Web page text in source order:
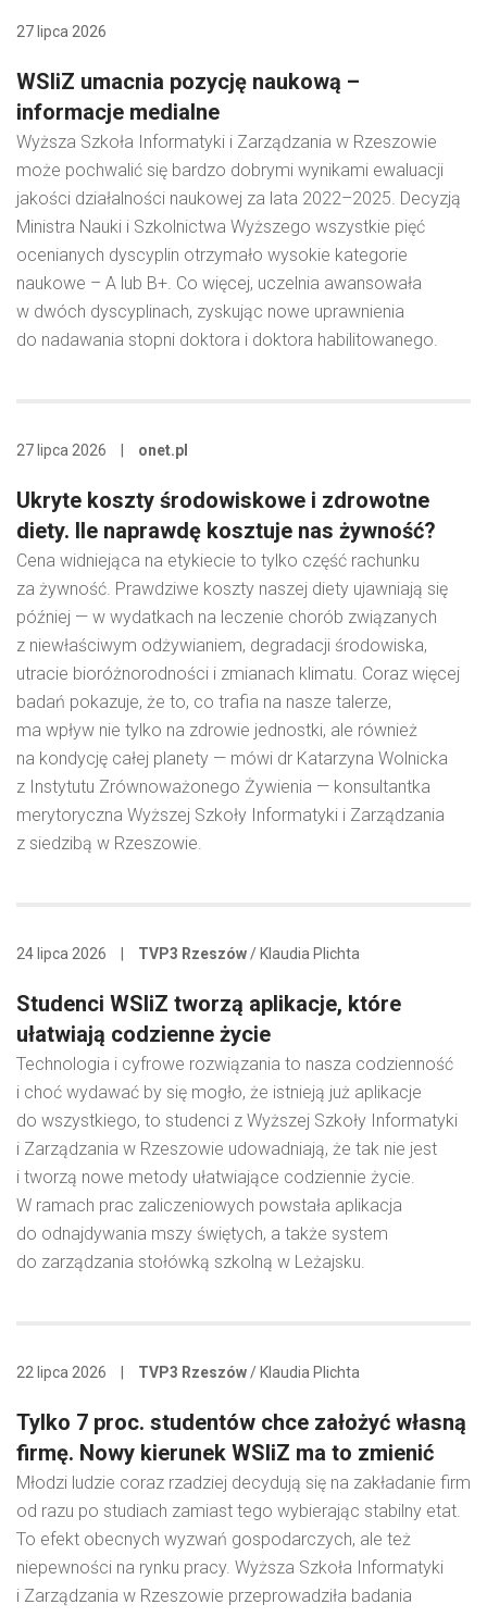
27 lipca 2026
WSIiZ umacnia pozycję naukową –
informacje medialne
Wyższa Szkoła Informatyki i Zarządzania w Rzeszowie
może pochwalić się bardzo dobrymi wynikami ewaluacji
jakości działalności naukowej za lata 2022–2025. Decyzją
Ministra Nauki i Szkolnictwa Wyższego wszystkie pięć
ocenianych dyscyplin otrzymało wysokie kategorie
naukowe – A lub B+. Co więcej, uczelnia awansowała
w dwóch dyscyplinach, zyskując nowe uprawnienia
do nadawania stopni doktora i doktora habilitowanego.
27 lipca 2026 onet.pl
Ukryte koszty środowiskowe i zdrowotne
diety. Ile naprawdę kosztuje nas żywność?
Cena widniejąca na etykiecie to tylko część rachunku
za żywność. Prawdziwe koszty naszej diety ujawniają się
później — w wydatkach na leczenie chorób związanych
z niewłaściwym odżywianiem, degradacji środowiska,
utracie bioróżnorodności i zmianach klimatu. Coraz więcej
badań pokazuje, że to, co trafia na nasze talerze,
ma wpływ nie tylko na zdrowie jednostki, ale również
na kondycję całej planety — mówi dr Katarzyna Wolnicka
z Instytutu Zrównoważonego Żywienia — konsultantka
merytoryczna Wyższej Szkoły Informatyki i Zarządzania
z siedzibą w Rzeszowie.
24 lipca 2026 TVP3 Rzeszów / Klaudia Plichta
Studenci WSIiZ tworzą aplikacje, które
ułatwiają codzienne życie
Technologia i cyfrowe rozwiązania to nasza codzienność
i choć wydawać by się mogło, że istnieją już aplikacje
do wszystkiego, to studenci z Wyższej Szkoły Informatyki
i Zarządzania w Rzeszowie udowadniają, że tak nie jest
i tworzą nowe metody ułatwiające codziennie życie.
W ramach prac zaliczeniowych powstała aplikacja
do odnajdywania mszy świętych, a także system
do zarządzania stołówką szkolną w Leżajsku.
22 lipca 2026 TVP3 Rzeszów / Klaudia Plichta
Tylko 7 proc. studentów chce założyć własną
firmę. Nowy kierunek WSIiZ ma to zmienić
Młodzi ludzie coraz rzadziej decydują się na zakładanie firm
od razu po studiach zamiast tego wybierając stabilny etat.
To efekt obecnych wyzwań gospodarczych, ale też
niepewności na rynku pracy. Wyższa Szkoła Informatyki
i Zarządzania w Rzeszowie przeprowadziła badania